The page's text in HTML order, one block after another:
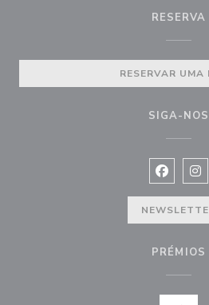
RESERVA
RESERVAR UMA
SIGA-NOS
PRÉMIOS